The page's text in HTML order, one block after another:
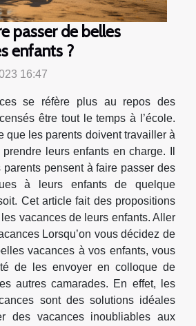
passer de belles
enfants ?
16:47
se réfère plus au repos des
être tout le temps à l’école.
que les parents doivent travailler à
leurs enfants en charge. Il
pensent à faire passer des
à leurs enfants de quelque
Cet article fait des propositions
vacances de leurs enfants. Aller
Lorsqu’on vous décidez de
vacances à vos enfants, vous
de les envoyer en colloque de
autres camarades. En effet, les
sont des solutions idéales
des vacances inoubliables aux